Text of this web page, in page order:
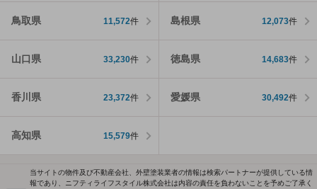
鳥取県 11,572件 島根県 12,073件
山口県 33,230件 徳島県 14,683件
香川県 23,372件 愛媛県 30,492件
高知県 15,579件
当サイトの物件及び不動産会社、外壁塗装業者の情報は検索パートナーが提供している情
報であり、ニフティライフスタイル株式会社は内容の責任を負わないことを予めご了承く